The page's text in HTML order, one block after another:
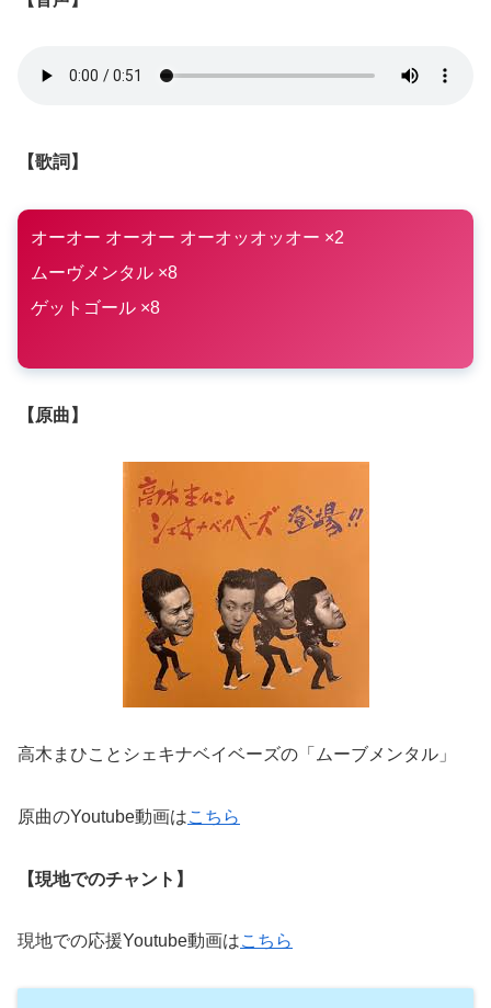
【歌詞】
オーオー オーオー オーオッオッオー ×2
ムーヴメンタル ×8
ゲットゴール ×8
【原曲】
高木まひことシェキナベイベーズの「ムーブメンタル」
原曲のYoutube動画はこちら
【現地でのチャント】
現地での応援Youtube動画はこちら